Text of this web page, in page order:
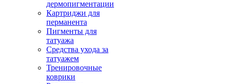
дермопигментации
Картриджи для
перманента
Пигменты для
татуажа
Средства ухода за
татуажем
Тренировочные
коврики